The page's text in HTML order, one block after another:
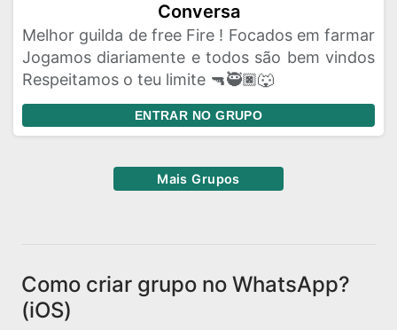
Conversa
Melhor guilda de free Fire ! Focados em farmar
Jogamos diariamente e todos são bem vindos
Respeitamos o teu limite 🔫🥷🏿🐺
ENTRAR NO GRUPO
Mais Grupos
Como criar grupo no WhatsApp?
(iOS)